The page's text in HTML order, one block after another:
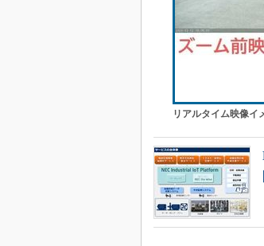
リアルタイム映像イ